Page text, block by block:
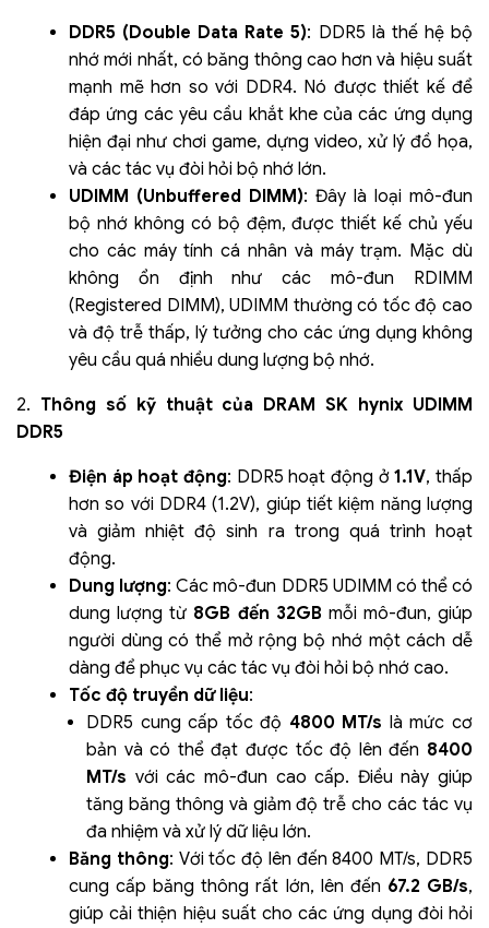
DDR5 (Double Data Rate 5): DDR5 là thế hệ bộ
nhớ mới nhất, có băng thông cao hơn và hiệu suất
mạnh mẽ hơn so với DDR4. Nó được thiết kế để
đáp ứng các yêu cầu khắt khe của các ứng dụng
hiện đại như chơi game, dựng video, xử lý đồ họa,
và các tác vụ đòi hỏi bộ nhớ lớn.
UDIMM (Unbuffered DIMM): Đây là loại mô-đun
bộ nhớ không có bộ đệm, được thiết kế chủ yếu
cho các máy tính cá nhân và máy trạm. Mặc dù
không ổn định như các mô-đun RDIMM
(Registered DIMM), UDIMM thường có tốc độ cao
và độ trễ thấp, lý tưởng cho các ứng dụng không
yêu cầu quá nhiều dung lượng bộ nhớ.
2. Thông số kỹ thuật của DRAM SK hynix UDIMM
DDR5
Điện áp hoạt động: DDR5 hoạt động ở1.1V, thấp
hơn so với DDR4 (1.2V), giúp tiết kiệm năng lượng
và giảm nhiệt độ sinh ra trong quá trình hoạt
động.
Dung lượng: Các mô-đun DDR5 UDIMM có thể có
dung lượng từ 8GB đến 32GB mỗi mô-đun, giúp
người dùng có thể mở rộng bộ nhớ một cách dễ
dàng để phục vụ các tác vụ đòi hỏi bộ nhớ cao.
Tốc độ truyền dữ liệu:
DDR5 cung cấp tốc độ 4800 MT/s là mức cơ
bản và có thể đạt được tốc độ lên đến 8400
MT/s với các mô-đun cao cấp. Điều này giúp
tăng băng thông và giảm độ trễ cho các tác vụ
đa nhiệm và xử lý dữ liệu lớn.
Băng thông: Với tốc độ lên đến 8400 MT/s, DDR5
cung cấp băng thông rất lớn, lên đến 67.2 GB/s,
giúp cải thiện hiệu suất cho các ứng dụng đòi hỏi